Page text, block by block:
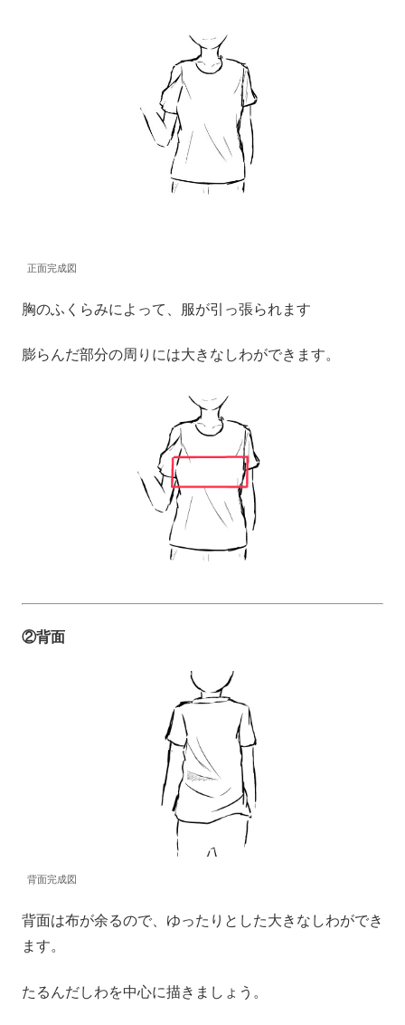
正面完成図
胸のふくらみによって、服が引っ張られます
膨らんだ部分の周りには大きなしわができます。
②背面
背面完成図
背面は布が余るので、ゆったりとした大きなしわができ
ます。
たるんだしわを中心に描きましょう。